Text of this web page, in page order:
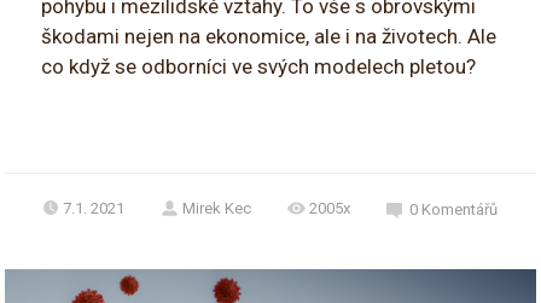
pohybu i mezilidské vztahy. To vše s obrovskými
škodami nejen na ekonomice, ale i na životech. Ale
co když se odborníci ve svých modelech pletou?
7.1. 2021 Mirek Kec 2005x 0 Komentářů